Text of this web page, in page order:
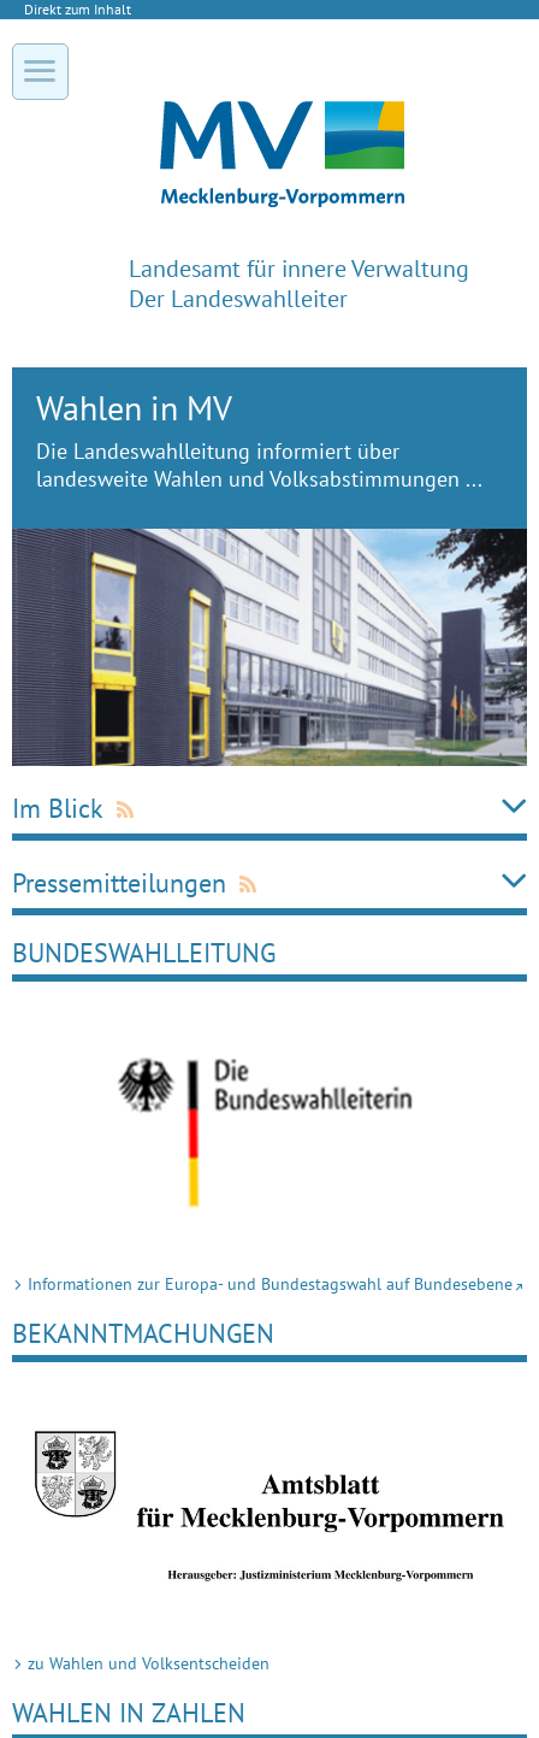
Direkt zum Inhalt
Landesamt für innere Verwaltung
Der Landeswahlleiter
Wahlen in MV
Die Landeswahlleitung informiert über
landesweite Wahlen und Volksabstimmungen ...
Im Blick
Pressemitteilungen
BUNDESWAHLLEITUNG
Informationen zur Europa- und Bundestagswahl auf Bundesebene
BEKANNTMACHUNGEN
zu Wahlen und Volksentscheiden
WAHLEN IN ZAHLEN